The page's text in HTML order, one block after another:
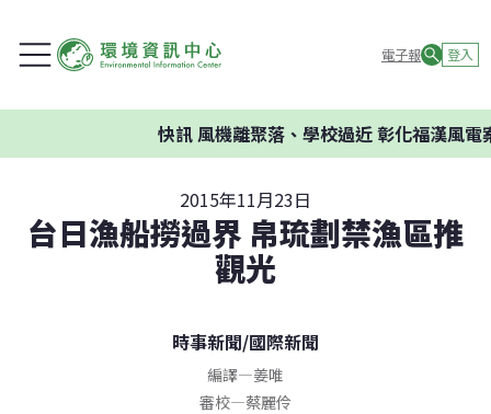
電子報 登入
快訊風機離聚落、學校過近 彰化福漢風電案
2015年11月23日
台日漁船撈過界 帛琉劃禁漁區推
觀光
時事新聞/國際新聞
編譯—姜唯
審校—蔡麗伶